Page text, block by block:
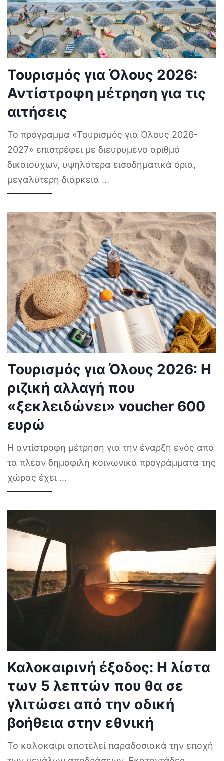
Τουρισμός για Όλους 2026:
Αντίστροφη μέτρηση για τις
αιτήσεις
Το πρόγραμμα «Τουρισμός για Όλους 2026-
2027» επιστρέφει με διευρυμένο αριθμό
δικαιούχων, υψηλότερα εισοδηματικά όρια,
μεγαλύτερη διάρκεια ...
Τουρισμός για Όλους 2026: Η
ριζική αλλαγή που
«ξεκλειδώνει» voucher 600
ευρώ
Η αντίστροφη μέτρηση για την έναρξη ενός από
τα πλέον δημοφιλή κοινωνικά προγράμματα της
χώρας έχει ...
Καλοκαιρινή έξοδος: Η λίστα
των 5 λεπτών που θα σε
γλιτώσει από την οδική
βοήθεια στην εθνική
Το καλοκαίρι αποτελεί παραδοσιακά την εποχή